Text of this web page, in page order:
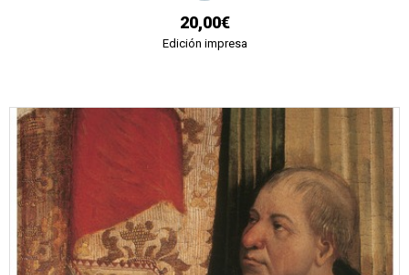
20,00€
Edición impresa